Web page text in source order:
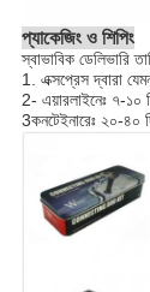
প্যাকেজিং ও শিপিং
স্বাভাবিক ডেলিভারি
1. এক্সপ্রেস দ্বারা
2- এয়ারলাইনেঃ ৭-১০
3কনটেইনারেঃ ২০-৪০